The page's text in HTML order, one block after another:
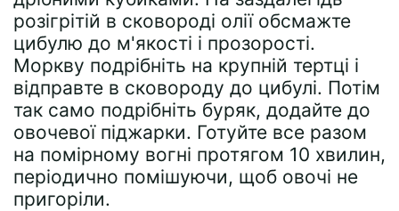
розігрітій в сковороді олії обсмажте
цибулю до м'якості і прозорості.
Моркву подрібніть на крупній тертці і
відправте в сковороду до цибулі. Потім
так само подрібніть буряк, додайте до
овочевої піджарки. Готуйте все разом
на помірному вогні протягом 10 хвилин,
періодично помішуючи, щоб овочі не
пригоріли.